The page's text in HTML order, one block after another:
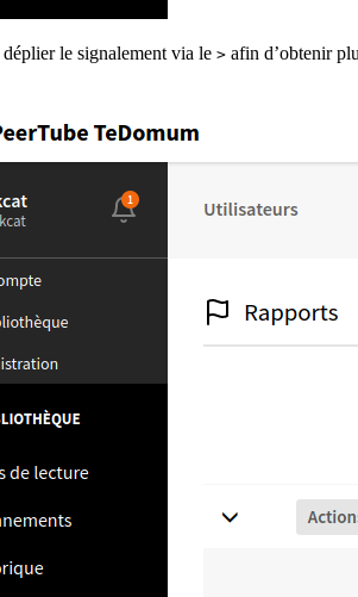
le signalement via le > afin d’obtenir